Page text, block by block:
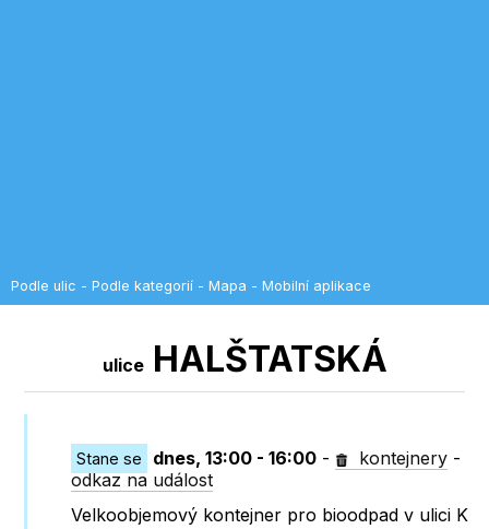
Podle ulic - Podle kategorií - Mapa - Mobilní aplikace
uliceHALŠTATSKÁ
Stane se dnes, 13:00 - 16:00 - kontejnery -
odkaz na událost
Velkoobjemový kontejner pro bioodpad v ulici K